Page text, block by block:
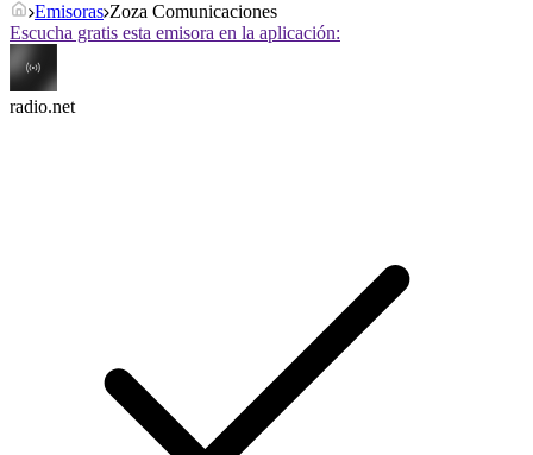
Emisoras Zoza Comunicaciones
Escucha gratis esta emisora en la aplicación:
radio.net